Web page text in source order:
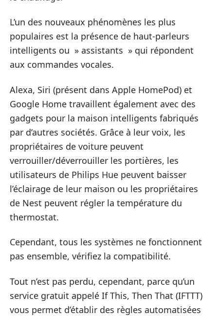
L’un des nouveaux phénomènes les plus
populaires est la présence de haut-parleurs
intelligents ou » assistants » qui répondent
aux commandes vocales.
Alexa, Siri (présent dans Apple HomePod) et
Google Home travaillent également avec des
gadgets pour la maison intelligents fabriqués
par d’autres sociétés. Grâce à leur voix, les
propriétaires de voiture peuvent
verrouiller/déverrouiller les portières, les
utilisateurs de Philips Hue peuvent baisser
l’éclairage de leur maison ou les propriétaires
de Nest peuvent régler la température du
thermostat.
Cependant, tous les systèmes ne fonctionnent
pas ensemble, vérifiez la compatibilité.
Tout n’est pas perdu, cependant, parce qu’un
service gratuit appelé If This, Then That (IFTTT)
vous permet d’établir des règles automatisées